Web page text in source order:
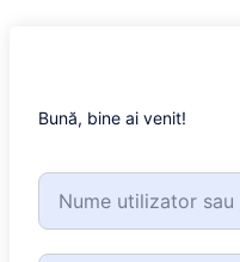
Bună, bine ai venit!